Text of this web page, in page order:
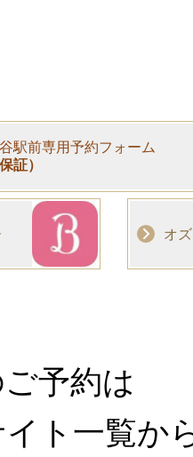
駅前専用予約フォーム
証）
オ
予約は
ト一覧か